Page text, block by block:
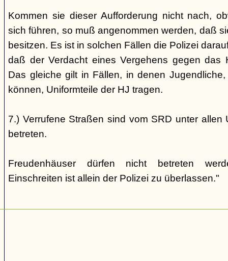
Kommen sie dieser Aufforderung nicht nach,
sich führen, so muß angenommen werden, daß
besitzen. Es ist in solchen Fällen die Polizei
daß der Verdacht eines Vergehens gegen das
Das gleiche gilt in Fällen, in denen
können, Uniformteile der HJ tragen.
7.) Verrufene Straßen sind vom SRD unter allen
betreten.
Freudenhäuser dürfen nicht betreten
Einschreiten ist allein der Polizei zu überlassen."